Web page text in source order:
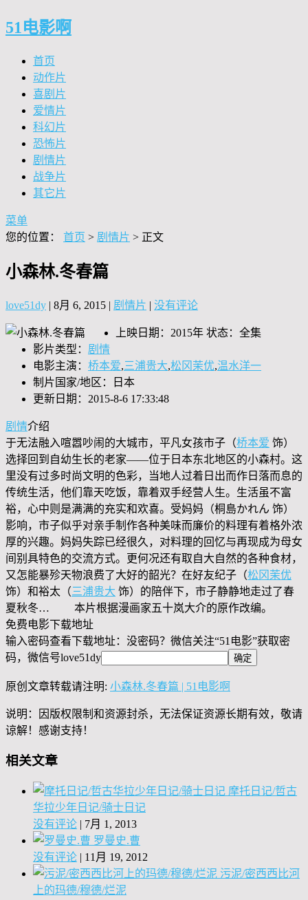
51电影啊
首页
动作片
喜剧片
爱情片
科幻片
恐怖片
剧情片
战争片
其它片
菜单
您的位置： 首页 > 剧情片 > 正文
小森林.冬春篇
love51dy | 8月 6, 2015 | 剧情片 | 没有评论
上映日期：2015年 状态：全集
影片类型： 剧情
电影主演： 桥本爱,三浦贵大,松冈茉优,温水洋一
制片国家/地区：日本
更新日期：2015-8-6 17:33:48
剧情介绍
于无法融入喧嚣吵闹的大城市，平凡女孩市子（桥本爱 饰）
选择回到自幼生长的老家——位于日本东北地区的小森村。这
里没有过多时尚文明的色彩，当地人过着日出而作日落而息的
传统生活，他们靠天吃饭，靠着双手经营人生。生活虽不富
裕，心中则是满满的充实和欢喜。受妈妈（桐島かれん 饰）
影响，市子似乎对亲手制作各种美味而廉价的料理有着格外浓
厚的兴趣。妈妈失踪已经很久，对料理的回忆与再现成为母女
间别具特色的交流方式。更何况还有取自大自然的各种食材，
又怎能暴殄天物浪费了大好的韶光？在好友纪子（松冈茉优
饰）和裕太（三浦贵大 饰）的陪伴下，市子静静地走过了春
夏秋冬… 本片根据漫画家五十岚大介的原作改编。
免费电影下载地址
输入密码查看下载地址：没密码？微信关注“51电影”获取密
码，微信号love51dy
原创文章转载请注明: 小森林.冬春篇 | 51电影啊
说明：因版权限制和资源封杀，无法保证资源长期有效，敬请
谅解！感谢支持！
相关文章
摩托日记/哲古
华拉少年日记/骑士日记
没有评论 | 7月 1, 2013
罗曼史.曹
没有评论 | 11月 19, 2012
污泥/密西西比河
上的玛德/穆德/烂泥